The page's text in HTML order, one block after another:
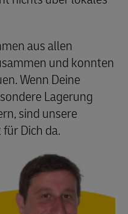
aus allen
und konnten
Wenn Deine
Lagerung
sind unsere
Dich da.